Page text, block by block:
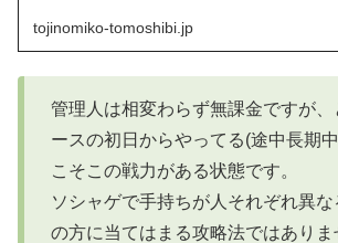
tojinomiko-tomoshibi.jp
管理人は相変わらず無課金ですが、
ースの初日からやってる(途中長期
こそこの戦力がある状態です。
ソシャゲで手持ちが人それぞれ異な
の方に当てはまる攻略法ではあり